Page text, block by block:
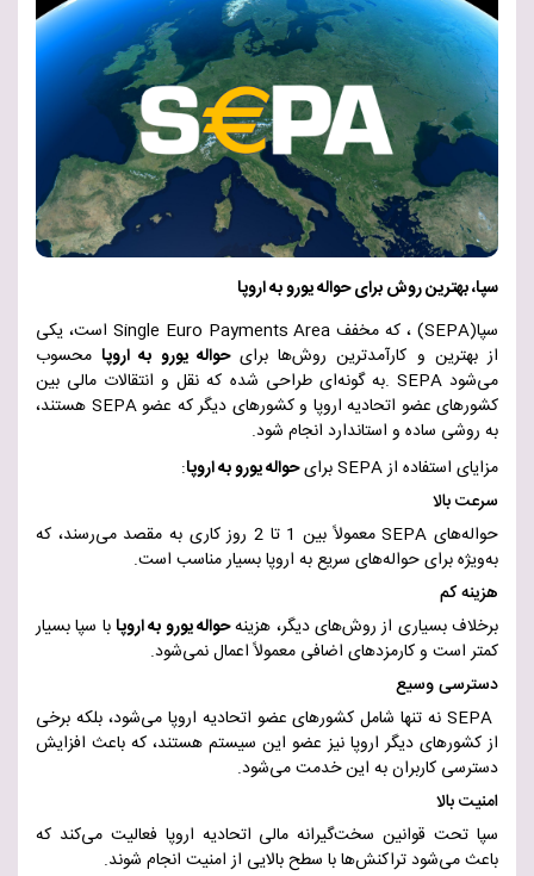
سپا، بهترین روش برای حواله یورو به اروپا
سپا(SEPA) ، که مخففSingle Euro Payments Area است، یکی
از بهترین و کارآمدترین روش‌ها برایحواله یورو به اروپامحسوب
می‌شود. SEPAبه گونه‌ای طراحی شده که نقل و انتقالات مالی بین
کشورهای عضو اتحادیه اروپا و کشورهای دیگر که عضو SEPA هستند،
به روشی ساده و استاندارد انجام شود.
مزایای استفاده ازSEPAبرایحواله یورو به اروپا:
سرعت بالا
حواله‌هایSEPA
معمولاً بین 1 تا 2 روز کاری به مقصد می‌رسند، که
به‌ویژه برای حواله‌های سریع به اروپا بسیار مناسب است.
هزینه کم
برخلاف بسیاری از روش‌های دیگر، هزینهحوالهیورو به اروپابا سپابسیار
کمتر است و کارمزدهای اضافی معمولاً اعمال نمی‌شود.
دسترسی وسیع
SEPA نه تنها شامل کشورهای عضو اتحادیه اروپا می‌شود، بلکه برخی
از کشورهای دیگر اروپا نیز عضو این سیستم هستند، که باعث افزایش
دسترسی کاربران به این خدمت می‌شود.
امنیت بالا
سپا تحت قوانین سخت‌گیرانه مالی اتحادیه اروپا فعالیت می‌کند که
باعث می‌شود تراکنش‌ها با سطح بالایی از امنیت انجام شوند.